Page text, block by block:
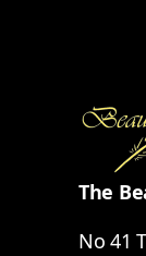
The
No 41